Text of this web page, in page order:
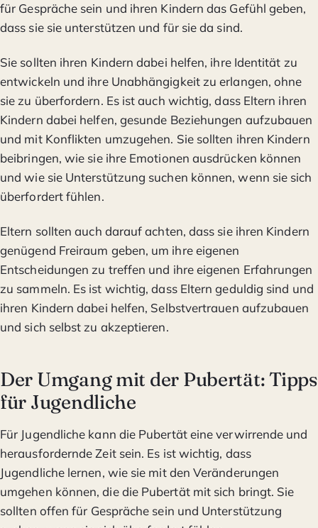
für Gespräche sein und ihren Kindern das Gefühl geben,
dass sie sie unterstützen und für sie da sind.
Sie sollten ihren Kindern dabei helfen, ihre Identität zu
entwickeln und ihre Unabhängigkeit zu erlangen, ohne
sie zu überfordern. Es ist auch wichtig, dass Eltern ihren
Kindern dabei helfen, gesunde Beziehungen aufzubauen
und mit Konflikten umzugehen. Sie sollten ihren Kindern
beibringen, wie sie ihre Emotionen ausdrücken können
und wie sie Unterstützung suchen können, wenn sie sich
überfordert fühlen.
Eltern sollten auch darauf achten, dass sie ihren Kindern
genügend Freiraum geben, um ihre eigenen
Entscheidungen zu treffen und ihre eigenen Erfahrungen
zu sammeln. Es ist wichtig, dass Eltern geduldig sind und
ihren Kindern dabei helfen, Selbstvertrauen aufzubauen
und sich selbst zu akzeptieren.
Der Umgang mit der Pubertät: Tipps
für Jugendliche
Für Jugendliche kann die Pubertät eine verwirrende und
herausfordernde Zeit sein. Es ist wichtig, dass
Jugendliche lernen, wie sie mit den Veränderungen
umgehen können, die die Pubertät mit sich bringt. Sie
sollten offen für Gespräche sein und Unterstützung